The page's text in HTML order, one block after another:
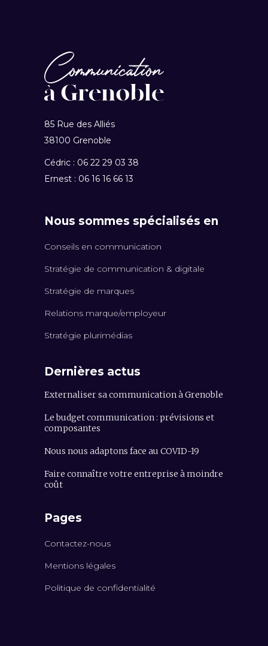
85 Rue des Alliés
38100 Grenoble
Cédric : 06 22 29 03 38
Ernest : 06 16 16 66 13
Nous sommes spécialisés en
Conseils en communication
Stratégie de communication & digitale
Stratégie de marques
Relations marque/employeur
Stratégie plurimédias
Dernières actus
Externaliser sa communication à Grenoble
Le budget communication : prévisions et
composantes
Nous nous adaptons face au COVID-19
Faire connaître votre entreprise à moindre
coût
Pages
Contactez-nous
Mentions légales
Politique de confidentialité